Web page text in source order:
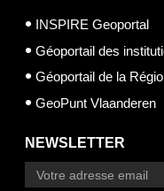
INSPIRE Geoportal
Géoportail des
Géoportail de la
GeoPunt Vlaanderen
NEWSLETTER